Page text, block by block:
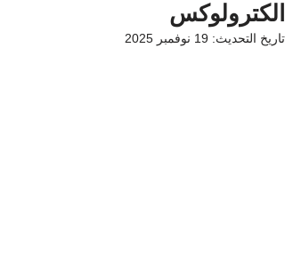
الكترولوكس
تاريخ التحديث: 19 نوفمبر 2025